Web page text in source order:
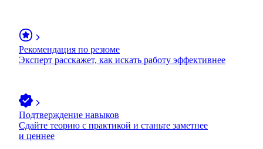
Рекомендация по резюме
Эксперт расскажет, как искать работу эффективнее
Подтверждение навыков
Сдайте теорию с практикой и станьте заметнее
и ценнее